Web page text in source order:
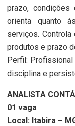
prazo, condições
orienta quanto
serviços.
produtos e prazo
Perfil: Profissional
disciplina e
ANALISTA
01 vaga
Local: Itabira –